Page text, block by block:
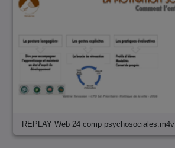
REPLAY Web 24 comp psychosociales.m4v